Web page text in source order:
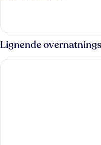
Lignende
Aydinbey Gold Dreams -